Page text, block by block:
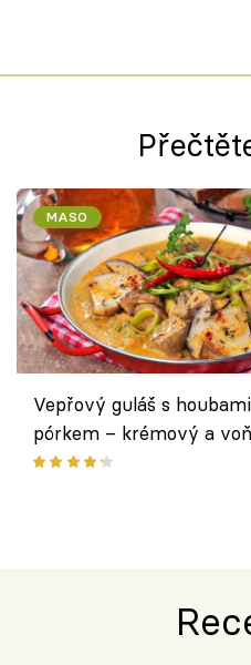
MASO
Vepřový guláš s
pórkem – krémový a
pokrm z jednoho hrnce